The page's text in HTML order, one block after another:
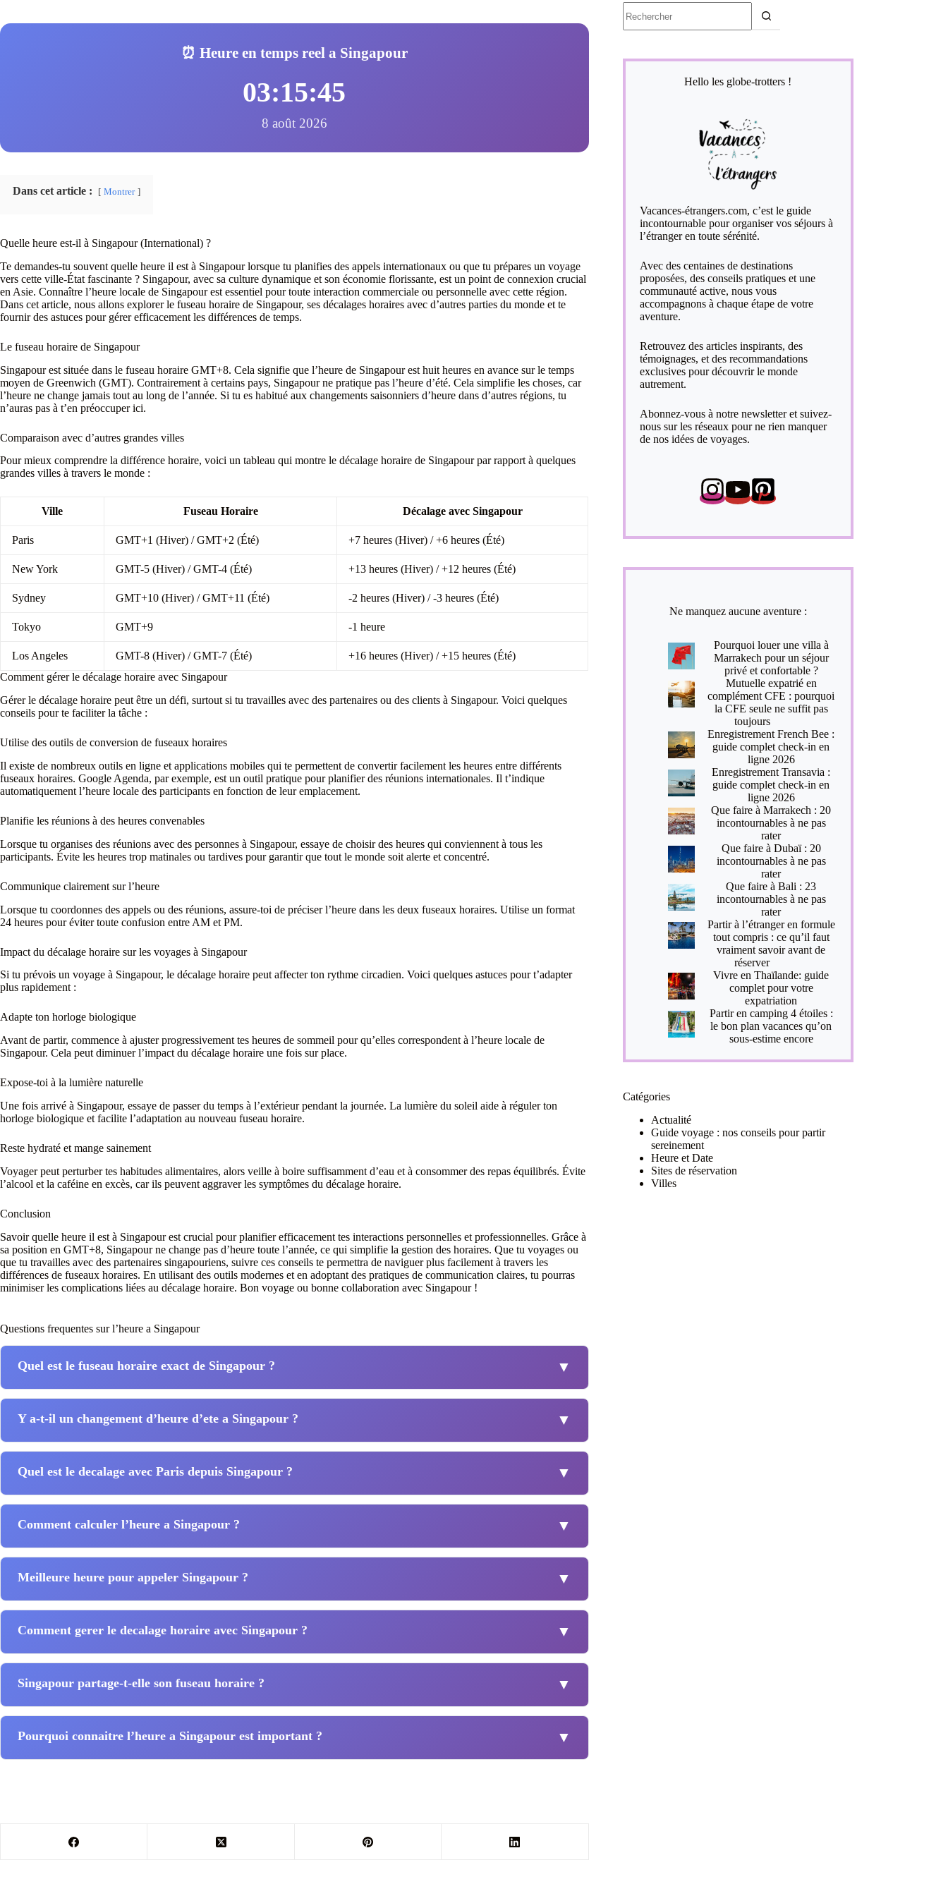
⏰ Heure en temps reel a Singapour
03:15:46
8 août 2026
Dans cet article : Montrer
Quelle heure est-il à Singapour (International) ?
Te demandes-tu souvent quelle heure il est à Singapour lorsque tu planifies des appels internationaux ou que tu prépares un voyage
vers cette ville-État fascinante ? Singapour, avec sa culture dynamique et son économie florissante, est un point de connexion crucial
en Asie. Connaître l’heure locale de Singapour est essentiel pour toute interaction commerciale ou personnelle avec cette région.
Dans cet article, nous allons explorer le fuseau horaire de Singapour, ses décalages horaires avec d’autres parties du monde et te
fournir des astuces pour gérer efficacement les différences de temps.
Le fuseau horaire de Singapour
Singapour est située dans le fuseau horaire GMT+8. Cela signifie que l’heure de Singapour est huit heures en avance sur le temps
moyen de Greenwich (GMT). Contrairement à certains pays, Singapour ne pratique pas l’heure d’été. Cela simplifie les choses, car
l’heure ne change jamais tout au long de l’année. Si tu es habitué aux changements saisonniers d’heure dans d’autres régions, tu
n’auras pas à t’en préoccuper ici.
Comparaison avec d’autres grandes villes
Pour mieux comprendre la différence horaire, voici un tableau qui montre le décalage horaire de Singapour par rapport à quelques
grandes villes à travers le monde :
Ville Fuseau Horaire Décalage avec Singapour
Paris GMT+1 (Hiver) / GMT+2 (Été) +7 heures (Hiver) / +6 heures (Été)
New York GMT-5 (Hiver) / GMT-4 (Été) +13 heures (Hiver) / +12 heures (Été)
Sydney GMT+10 (Hiver) / GMT+11 (Été) -2 heures (Hiver) / -3 heures (Été)
Tokyo GMT+9 -1 heure
Los Angeles GMT-8 (Hiver) / GMT-7 (Été)
+16 heures (Hiver) / +15 heures (Été)
Comment gérer le décalage horaire avec Singapour
Gérer le décalage horaire peut être un défi, surtout si tu travailles avec des partenaires ou des clients à Singapour. Voici quelques
conseils pour te faciliter la tâche :
Utilise des outils de conversion de fuseaux horaires
Il existe de nombreux outils en ligne et applications mobiles qui te permettent de convertir facilement les heures entre différents
fuseaux horaires. Google Agenda, par exemple, est un outil pratique pour planifier des réunions internationales. Il t’indique
automatiquement l’heure locale des participants en fonction de leur emplacement.
Planifie les réunions à des heures convenables
Lorsque tu organises des réunions avec des personnes à Singapour, essaye de choisir des heures qui conviennent à tous les
participants. Évite les heures trop matinales ou tardives pour garantir que tout le monde soit alerte et concentré.
Communique clairement sur l’heure
Lorsque tu coordonnes des appels ou des réunions, assure-toi de préciser l’heure dans les deux fuseaux horaires. Utilise un format
24 heures pour éviter toute confusion entre AM et PM.
Impact du décalage horaire sur les voyages à Singapour
Si tu prévois un voyage à Singapour, le décalage horaire peut affecter ton rythme circadien. Voici quelques astuces pour t’adapter
plus rapidement :
Adapte ton horloge biologique
Avant de partir, commence à ajuster progressivement tes heures de sommeil pour qu’elles correspondent à l’heure locale de
Singapour. Cela peut diminuer l’impact du décalage horaire une fois sur place.
Expose-toi à la lumière naturelle
Une fois arrivé à Singapour, essaye de passer du temps à l’extérieur pendant la journée. La lumière du soleil aide à réguler ton
horloge biologique et facilite l’adaptation au nouveau fuseau horaire.
Reste hydraté et mange sainement
Voyager peut perturber tes habitudes alimentaires, alors veille à boire suffisamment d’eau et à consommer des repas équilibrés. Évite
l’alcool et la caféine en excès, car ils peuvent aggraver les symptômes du décalage horaire.
Conclusion
Savoir quelle heure il est à Singapour est crucial pour planifier efficacement tes interactions personnelles et professionnelles. Grâce à
sa position en GMT+8, Singapour ne change pas d’heure toute l’année, ce qui simplifie la gestion des horaires. Que tu voyages ou
que tu travailles avec des partenaires singapouriens, suivre ces conseils te permettra de naviguer plus facilement à travers les
différences de fuseaux horaires. En utilisant des outils modernes et en adoptant des pratiques de communication claires, tu pourras
minimiser les complications liées au décalage horaire. Bon voyage ou bonne collaboration avec Singapour !
Questions frequentes sur l’heure a Singapour
Quel est le fuseau horaire exact de Singapour ? ▼
Y a-t-il un changement d’heure d’ete a Singapour ? ▼
Quel est le decalage avec Paris depuis Singapour ? ▼
Comment calculer l’heure a Singapour ? ▼
Meilleure heure pour appeler Singapour ? ▼
Comment gerer le decalage horaire avec Singapour ? ▼
Singapour partage-t-elle son fuseau horaire ? ▼
Pourquoi connaitre l’heure a Singapour est important ? ▼
résultat
Hello les globe-trotters !
Vacances-étrangers.com, c’est le guide
incontournable pour organiser vos séjours à
l’étranger en toute sérénité.
Avec des centaines de destinations
proposées, des conseils pratiques et une
communauté active, nous vous
accompagnons à chaque étape de votre
aventure.
Retrouvez des articles inspirants, des
témoignages, et des recommandations
exclusives pour découvrir le monde
autrement.
Abonnez-vous à notre newsletter et suivez-
nous sur les réseaux pour ne rien manquer
de nos idées de voyages.
Ne manquez aucune aventure :
Pourquoi louer une villa à
Marrakech pour un séjour
privé et confortable ?
Mutuelle expatrié en
complément CFE : pourquoi
la CFE seule ne suffit pas
toujours
Enregistrement French Bee :
guide complet check-in en
ligne 2026
Enregistrement Transavia :
guide complet check-in en
ligne 2026
Que faire à Marrakech : 20
incontournables à ne pas
rater
Que faire à Dubaï : 20
incontournables à ne pas
rater
Que faire à Bali : 23
incontournables à ne pas
rater
Partir à l’étranger en formule
tout compris : ce qu’il faut
vraiment savoir avant de
réserver
Vivre en Thaïlande: guide
complet pour votre
expatriation
Partir en camping 4 étoiles :
le bon plan vacances qu’on
sous-estime encore
Catégories
Actualité
Guide voyage : nos conseils pour partir
sereinement
Heure et Date
Sites de réservation
Villes